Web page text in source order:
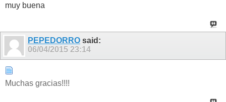
muy buena
PEPEDORRO said:
06/04/2015 23:14
Muchas gracias!!!!